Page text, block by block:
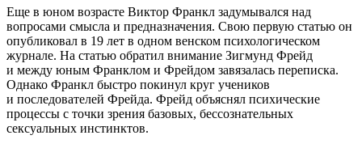
Еще в юном возрасте Виктор Франкл задумывался над
вопросами смысла и предназначения. Свою первую статью он
опубликовал в 19 лет в одном венском психологическом
журнале. На статью обратил внимание Зигмунд Фрейд
и между юным Франклом и Фрейдом завязалась переписка.
Однако Франкл быстро покинул круг учеников
и последователей Фрейда. Фрейд объяснял психические
процессы с точки зрения базовых, бессознательных
сексуальных инстинктов.